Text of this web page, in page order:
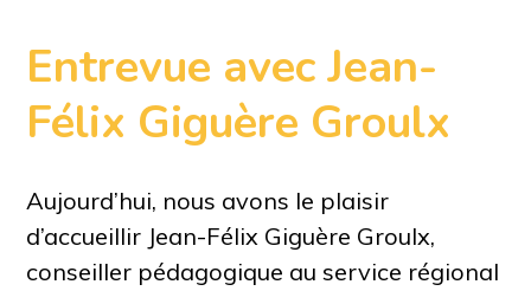
Entrevue avec Jean-
Félix Giguère Groulx
Aujourd’hui, nous avons le plaisir
d’accueillir Jean-Félix Giguère Groulx,
conseiller pédagogique au service régional